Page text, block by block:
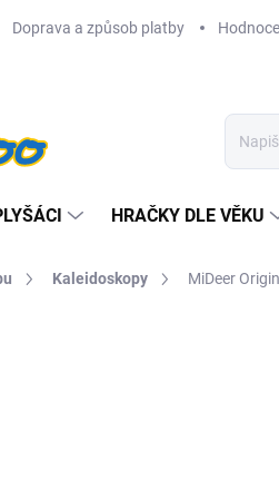
Doprava a způsob platby
HRAČKY DLE VĚKU
Kaleidoskopy MiDeer